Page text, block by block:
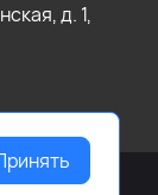
д. 1,